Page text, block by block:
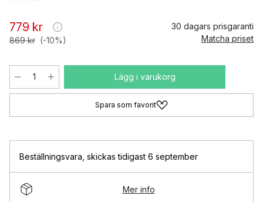
779 kr
869 kr (-10%)
30 dagars prisgaranti
Matcha priset
Lägg i varukorg
Spara som favorit
Beställningsvara skickas tidigast 6 september
Mer info